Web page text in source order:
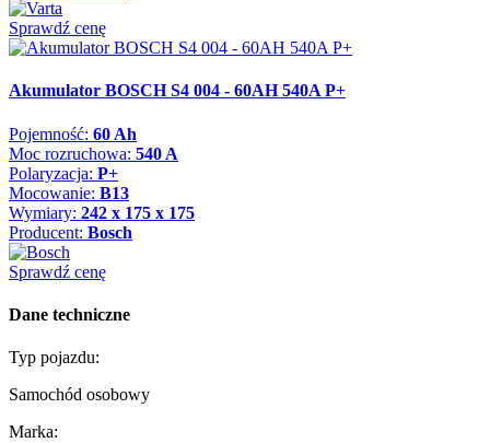
Sprawdź cenę
Akumulator BOSCH S4 004 - 60AH 540A P+
Pojemność: 60 Ah
Moc rozruchowa: 540 A
Polaryzacja: P+
Mocowanie: B13
Wymiary: 242 x 175 x 175
Producent: Bosch
Sprawdź cenę
Dane techniczne
Typ pojazdu:
Samochód osobowy
Marka: